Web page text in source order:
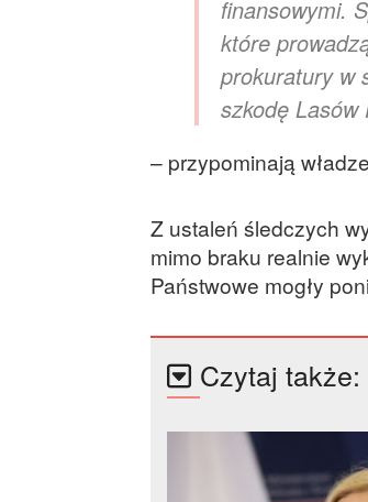
finansowymi.
które
prokuratury w
szkodę Lasów
– przypominają
Z ustaleń śledczych
mimo braku realnie
Państwowe mogły
Czytaj także: